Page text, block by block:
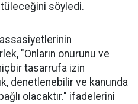
söyledi.
"Onların onurunu ve
tasarrufa izin
denetlenebilir ve kanunda
olacaktır." ifadelerini